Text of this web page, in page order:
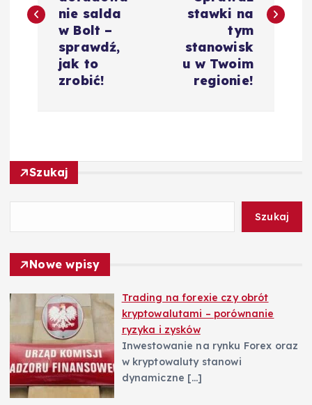
j
a
w
p
s
u
nie salda
w Bolt –
sprawdź,
jak to
zrobić!
stawki na
tym
stanowisk
u w Twoim
regionie!
Szukaj
Szukaj
Nowe wpisy
Trading na forexie czy obrót
kryptowalutami – porównanie
ryzyka i zysków
Inwestowanie na rynku Forex oraz
w kryptowaluty stanowi
dynamiczne […]